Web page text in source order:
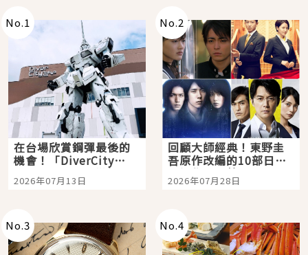
No.1
在台場欣賞鋼彈最後的
機會！「DiverCity
Tokyo Plaza」搭船、
購物、美食及夜景，一
2026年07月13日
No.2
回顧大師經典！東野圭
吾原作改編的10部日本
影視作品推薦
2026年07月28日
No.3 No.4